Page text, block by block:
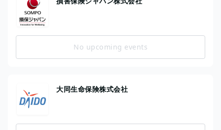
No upcoming events
大同生命保険株式会社